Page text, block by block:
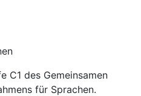
C1 des Gemeinsamen
für Sprachen.